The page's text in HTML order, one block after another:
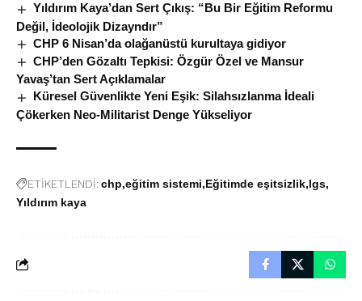
Yıldırım Kaya’dan Sert Çıkış: “Bu Bir Eğitim Reformu
Değil, İdeolojik Dizayndır”
CHP 6 Nisan’da olağanüstü kurultaya gidiyor
CHP’den Gözaltı Tepkisi: Özgür Özel ve Mansur
Yavaş’tan Sert Açıklamalar
Küresel Güvenlikte Yeni Eşik: Silahsızlanma İdeali
Çökerken Neo-Militarist Denge Yükseliyor
ETİKETLENDİ:chp eğitim sistemi Eğitimde eşitsizlik lgs
Yıldırım kaya